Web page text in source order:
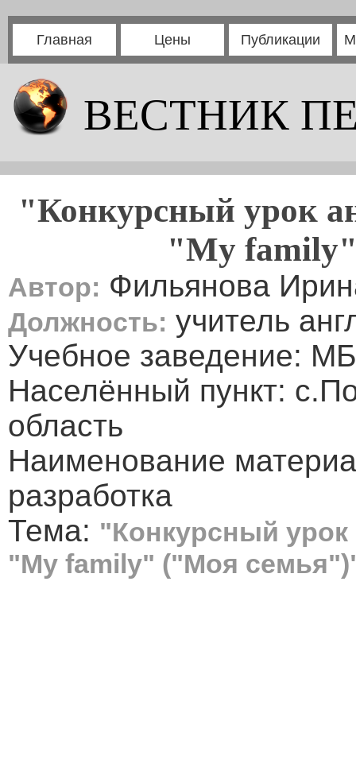
Главная Цены Публикации
ВЕСТНИК
"Конкурсный урок
"My
Автор: Фильянова
Должность: учитель
Учебное заведение:
Населённый пункт:
область
Наименование
разработка
Тема: "Конкурсный урок
"My family" ("Моя